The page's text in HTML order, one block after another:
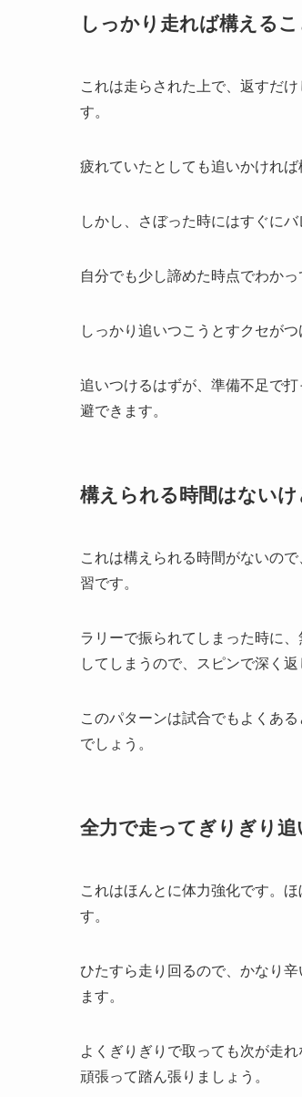
しっかり走れば構える
これは走らされた上で、返すだ
す。
疲れていたとしても追いかけれ
しかし、さぼった時にはすぐにバ
自分でも少し諦めた時点でわか
しっかり追いつこうとすクセが
追いつけるはずが、準備不足で
避できます。
構えられる時間はない
これは構えられる時間がないの
習です。
ラリーで振られてしまった時に
してしまうので、スピンで深く
このパターンは試合でもよくあ
でしょう。
全力で走ってぎりぎり
これはほんとに体力強化です。
す。
ひたすら走り回るので、かなり
ます。
よくぎりぎりで取っても次が走
頑張って踏ん張りましょう。